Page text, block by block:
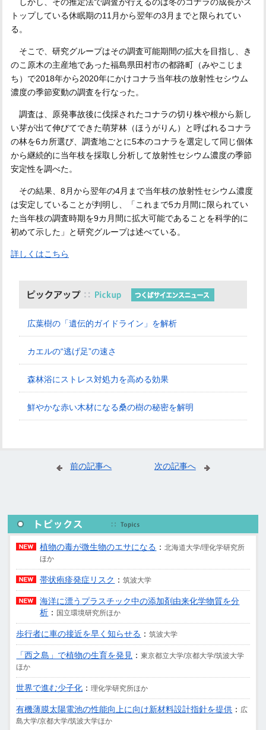
しかし、その推定法で調査が行えるのは冬のコナラの成長がス
トップしている休眠期の11月から翌年の3月までと限られてい
る。
そこで、研究グループはその調査可能期間の拡大を目指し、き
のこ原木の主産地であった福島県田村市の都路町（みやこじま
ち）で2018年から2020年にかけコナラ当年枝の放射性セシウム
濃度の季節変動の調査を行なった。
調査は、原発事故後に伐採されたコナラの切り株や根から新し
い芽が出て伸びてできた萌芽林（ほうがりん）と呼ばれるコナラ
の林を6カ所選び、調査地ごとに5本のコナラを選定して同じ個体
から継続的に当年枝を採取し分析して放射性セシウム濃度の季節
安定性を調べた。
その結果、8月から翌年の4月まで当年枝の放射性セシウム濃度
は安定していることが判明し、「これまで5カ月間に限られてい
た当年枝の調査時期を9カ月間に拡大可能であることを科学的に
初めて示した」と研究グループは述べている。
詳しくはこちら
広葉樹の「遺伝的ガイドライン」を解析
カエルの“逃げ足”の速さ
森林浴にストレス対処力を高める効果
鮮やかな赤い木材になる桑の樹の秘密を解明
前の記事へ 次の記事へ
植物の毒が微生物のエサになる ：北海道大学/理化学研究所
ほか
帯状疱疹発症リスク ：筑波大学
海洋に漂うプラスチック中の添加剤由来化学物質を分
析 ： 国立環境研究所ほか
歩行者に車の接近を早く知らせる ：筑波大学
「西之島」で植物の生育を発見 ：東京都立大学/京都大学/筑波大学
ほか
世界で進む少子化 ：理化学研究所ほか
有機薄膜太陽電池の性能向上に向け新材料設計指針を提供 ： 広
島大学/京都大学/筑波大学ほか